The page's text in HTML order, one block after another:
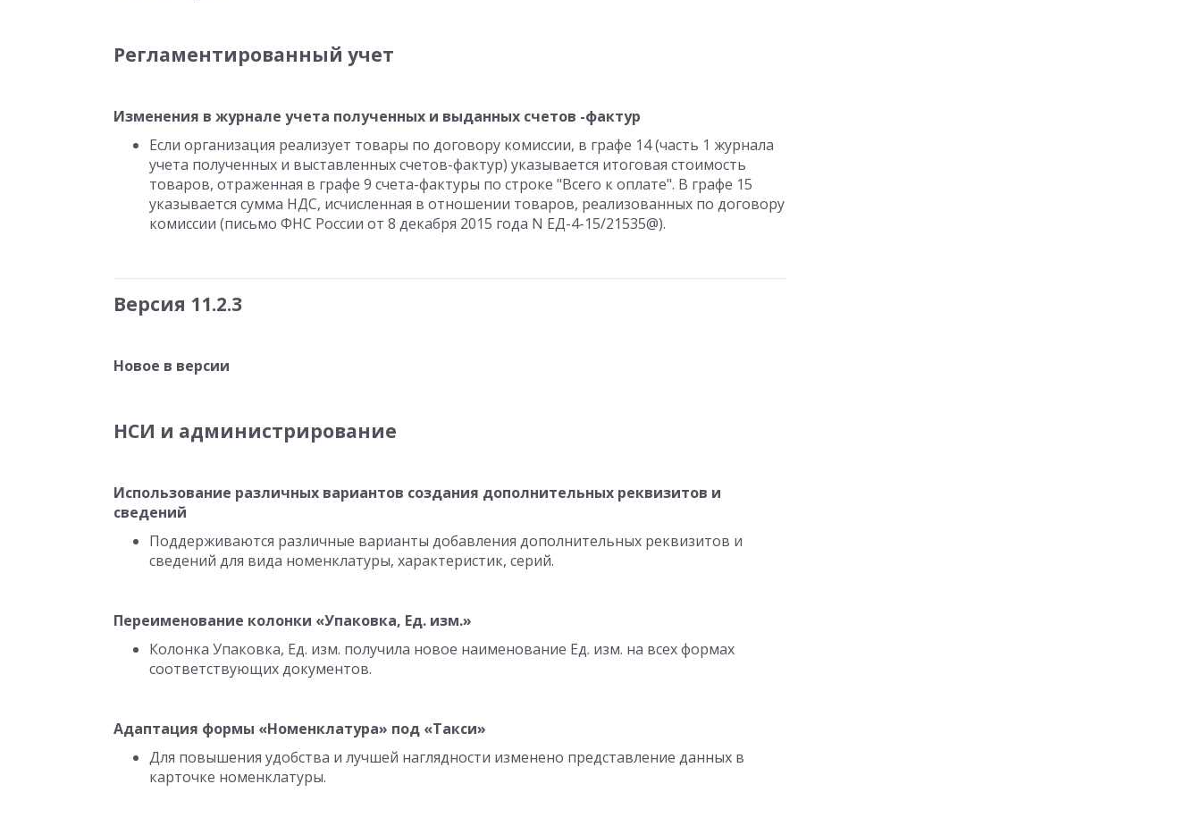
Регламентированный учет
Изменения в журнале учета полученных и выданных счетов -фактур
Если организация реализует товары по договору комиссии, в графе 14 (часть 1 журнала
учета полученных и выставленных счетов-фактур) указывается итоговая стоимость
товаров, отраженная в графе 9 счета-фактуры по строке "Всего к оплате". В графе 15
указывается сумма НДС, исчисленная в отношении товаров, реализованных по договору
комиссии (письмо ФНС России от 8 декабря 2015 года N ЕД-4-15/21535@).
Версия 11.2.3
Новое в версии
НСИ и администрирование
Использование различных вариантов создания дополнительных реквизитов и
сведений
Поддерживаются различные варианты добавления дополнительных реквизитов и
сведений для вида номенклатуры, характеристик, серий.
Переименование колонки «Упаковка, Ед. изм.»
Колонка Упаковка, Ед. изм. получила новое наименование Ед. изм. на всех формах
соответствующих документов.
Адаптация формы «Номенклатура» под «Такси»
Для повышения удобства и лучшей наглядности изменено представление данных в
карточке номенклатуры.